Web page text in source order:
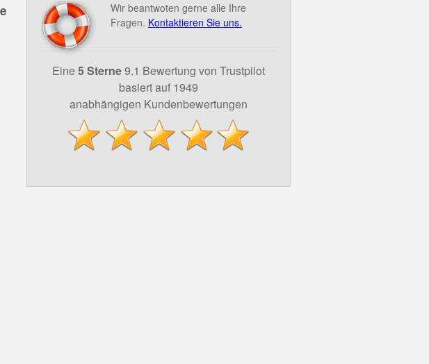
Wir beantwoten gerne alle Ihre
Fragen. Kontaktieren Sie uns.
Eine 5 Sterne9.1 Bewertung von Trustpilot
basiert auf 1949
anabhängigen Kundenbewertungen